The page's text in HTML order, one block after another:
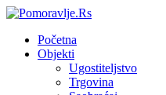
Početna
Objekti
Ugostiteljstvo
Trgovina